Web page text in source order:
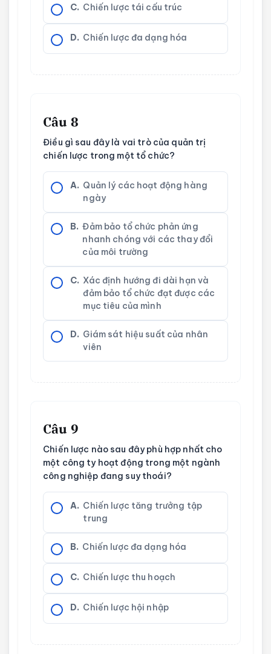
C. Chiến lược tái cấu trúc
D. Chiến lược đa dạng hóa
Câu 8
Điều gì sau đây là vai trò của quản trị
chiến lược trong một tổ chức?
A. Quản lý các hoạt động hàng
ngày
B. Đảm bảo tổ chức phản ứng
nhanh chóng với các thay đổi
của môi trường
C. Xác định hướng đi dài hạn và
đảm bảo tổ chức đạt được các
mục tiêu của mình
D. Giám sát hiệu suất của nhân
viên
Câu 9
Chiến lược nào sau đây phù hợp nhất cho
một công ty hoạt động trong một ngành
công nghiệp đang suy thoái?
A. Chiến lược tăng trưởng tập
trung
B. Chiến lược đa dạng hóa
C. Chiến lược thu hoạch
D. Chiến lược hội nhập